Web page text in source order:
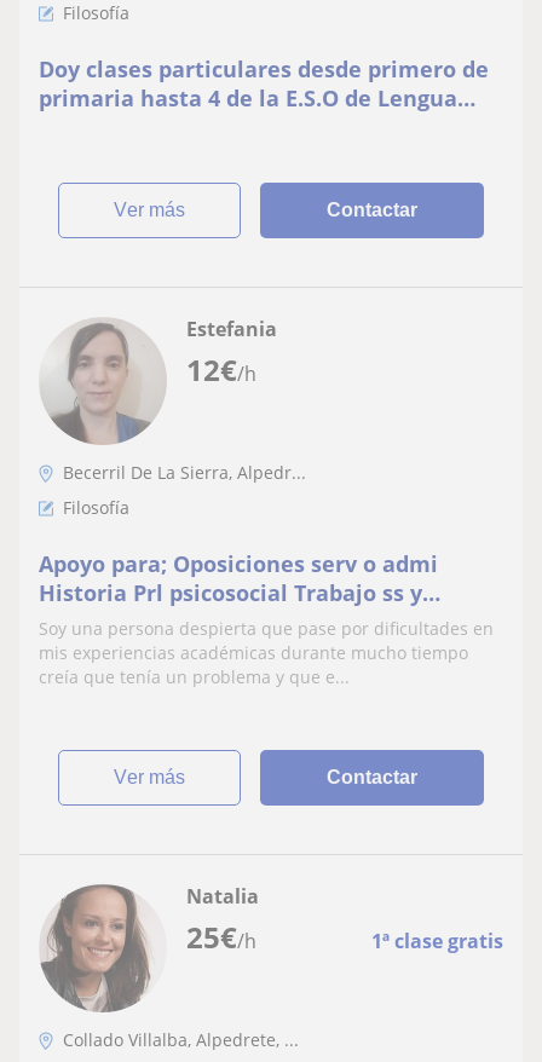
Filosofía
Doy clases particulares desde primero de
primaria hasta 4 de la E.S.O de Lengua
ver más Contactar
12€/h
Estefania
Becerril De La Sierra, Alpedr...
Filosofía
Apoyo para; Oposiciones serv o admi
Historia Prl psicosocial Trabajo ss y
mediación. Filosofía Antropología
Soy una persona despierta que pase por dificultades en
mis experiencias académicas durante mucho tiempo
creía que tenía un problema y que e...
ver más Contactar
25€/h 1ª clase gratis
Natalia
Collado Villalba, Alpedrete, ...